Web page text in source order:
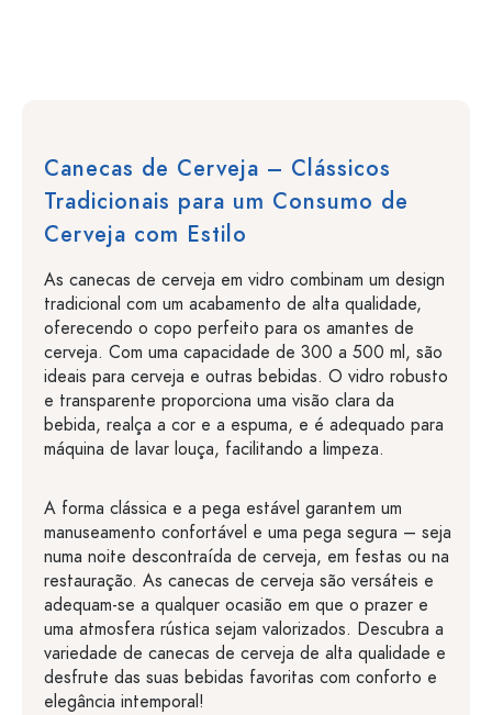
Canecas de Cerveja – Clássicos
Tradicionais para um Consumo de
Cerveja com Estilo
As canecas de cerveja em vidro combinam um design
tradicional com um acabamento de alta qualidade,
oferecendo o copo perfeito para os amantes de
cerveja. Com uma capacidade de 300 a 500 ml, são
ideais para cerveja e outras bebidas. O vidro robusto
e transparente proporciona uma visão clara da
bebida, realça a cor e a espuma, e é adequado para
máquina de lavar louça, facilitando a limpeza.
A forma clássica e a pega estável garantem um
manuseamento confortável e uma pega segura – seja
numa noite descontraída de cerveja, em festas ou na
restauração. As canecas de cerveja são versáteis e
adequam-se a qualquer ocasião em que o prazer e
uma atmosfera rústica sejam valorizados. Descubra a
variedade de canecas de cerveja de alta qualidade e
desfrute das suas bebidas favoritas com conforto e
elegância intemporal!